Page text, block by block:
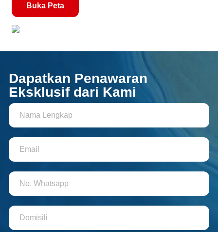
Buka Peta
Dapatkan Penawaran
Eksklusif dari Kami